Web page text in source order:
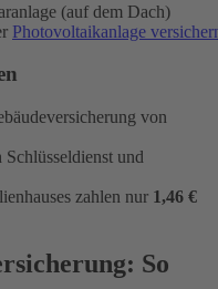
(auf dem Dach)
Photovoltaikanlage
von
und
zahlen nur 1,46 €
So